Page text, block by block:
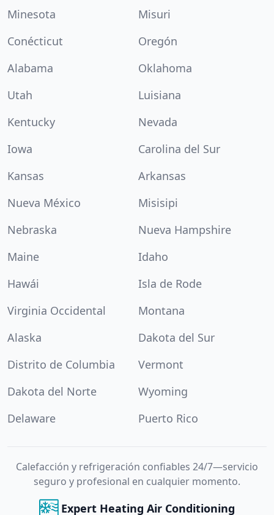
Minesota
Misuri
Conécticut
Oregón
Alabama
Oklahoma
Utah
Luisiana
Kentucky
Nevada
Iowa
Carolina del Sur
Kansas
Arkansas
Nueva México
Misisipi
Nebraska
Nueva Hampshire
Maine
Idaho
Hawái
Isla de Rode
Virginia Occidental
Montana
Alaska
Dakota del Sur
Distrito de Columbia
Vermont
Dakota del Norte
Wyoming
Delaware
Puerto Rico
Calefacción y refrigeración confiables 24/7—servicio
seguro y profesional en cualquier momento.
Expert Heating Air Conditioning